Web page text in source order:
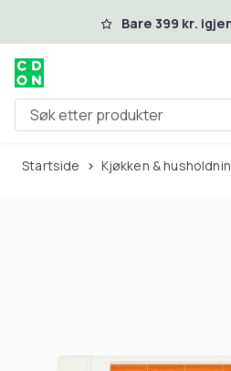
Hopp til hovedinnhold
Bare 399 kr.
Søk etter produkter
Startside Kjøkken &